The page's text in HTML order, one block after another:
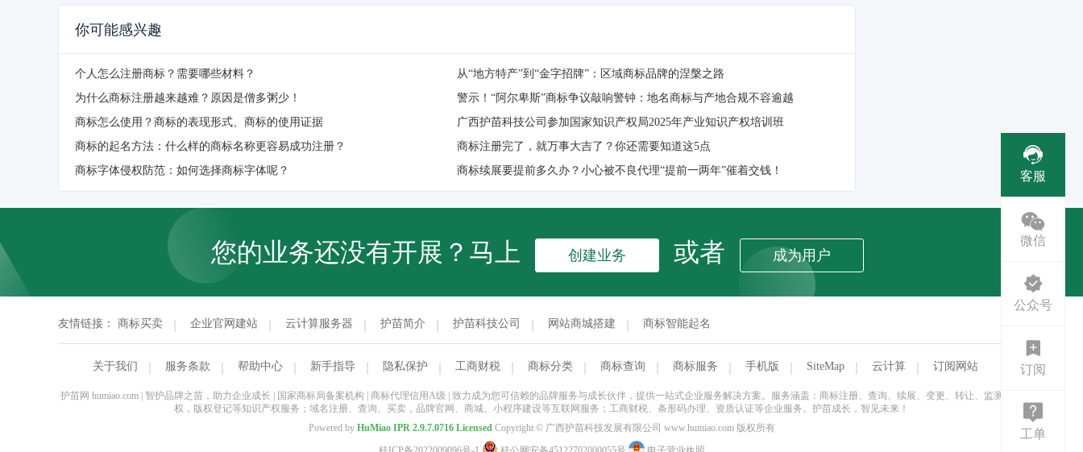
你可能感兴趣
个人怎么注册商标？需要哪些材料？
从“地方特产”到“金字招牌”：区域商标品牌的涅槃之路
为什么商标注册越来越难？原因是僧多粥少！
警示！“阿尔卑斯”商标争议敲响警钟：地名商标与产地合规不容逾越
商标怎么使用？商标的表现形式、商标的使用证据
广西护苗科技公司参加国家知识产权局2025年产业知识产权培训班
商标的起名方法：什么样的商标名称更容易成功注册？
商标注册完了，就万事大吉了？你还需要知道这5点
商标字体侵权防范：如何选择商标字体呢？
商标续展要提前多久办？小心被不良代理“提前一两年”催着交钱！
您的业务还没有开展？马上 创建业务 或者 成为用户
友情链接： 商标买卖 企业官网建站 云计算服务器 护苗简介 护苗科技公司 网站商城搭建 商标智能起名
关于我们 服务条款 帮助中心 新手指导 隐私保护 工商财税 商标分类 商标查询 商标服务 手机版 SiteMap 云计算 订阅网站
护苗网 humiao.com | 智护品牌之苗，助力企业成长 | 国家商标局备案机构 | 商标代理信用A级 | 致力成为您可信赖的品牌服务与成长伙伴，提供一站式企业服务解决方案。服务涵盖：商标注册、查询、续展、变更、转让、监测与维
权，版权登记等知识产权服务；域名注册、查询、买卖，品牌官网、商城、小程序建设等互联网服务；工商财税、条形码办理、资质认证等企业服务。护苗成长，智见未来！
Powered by HuMiao IPR 2.9.7.0716 LicensedCopyright © 广西护苗科技发展有限公司 www.humiao.com 版权所有
客服
微信
公众号
订阅
工单